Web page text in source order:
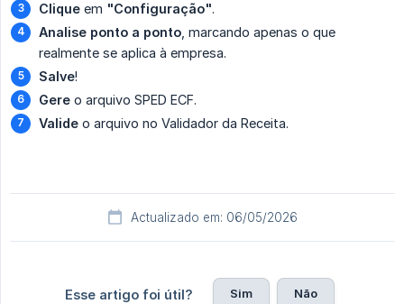
Clique em "Configuração".
Analise ponto a ponto , marcando apenas o que
realmente se aplica à empresa.
Salve!
Gere o arquivo SPED ECF.
Valide o arquivo no Validador da Receita.
Actualizado em: 06/05/2026
Esse artigo foi útil? Sim Não